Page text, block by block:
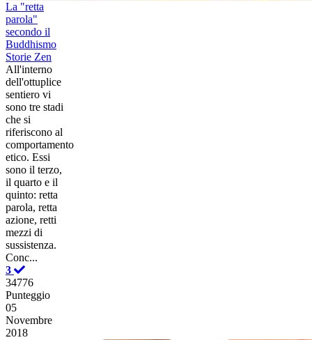
La "retta
parola"
secondo il
Buddhismo
Storie Zen
All'interno
dell'ottuplice
sentiero vi
sono tre stadi
che si
riferiscono al
comportamento
etico. Essi
sono il terzo,
il quarto e il
quinto: retta
parola, retta
azione, retti
mezzi di
sussistenza.
Conc...
3
34776
Punteggio
05
Novembre
2018